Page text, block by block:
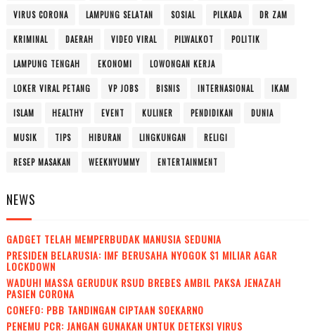
VIRUS CORONA LAMPUNG SELATAN SOSIAL PILKADA DR ZAM
KRIMINAL DAERAH VIDEO VIRAL PILWALKOT POLITIK
LAMPUNG TENGAH EKONOMI LOWONGAN KERJA
LOKER VIRAL PETANG VP JOBS BISNIS INTERNASIONAL IKAM
ISLAM HEALTHY EVENT KULINER PENDIDIKAN DUNIA
MUSIK TIPS HIBURAN LINGKUNGAN RELIGI
RESEP MASAKAN WEEKNYUMMY ENTERTAINMENT
NEWS
GADGET TELAH MEMPERBUDAK MANUSIA SEDUNIA
PRESIDEN BELARUSIA: IMF BERUSAHA NYOGOK $1 MILIAR AGAR
LOCKDOWN
WADUH! MASSA GERUDUK RSUD BREBES AMBIL PAKSA JENAZAH
PASIEN CORONA
CONEFO: PBB TANDINGAN CIPTAAN SOEKARNO
PENEMU PCR: JANGAN GUNAKAN UNTUK DETEKSI VIRUS